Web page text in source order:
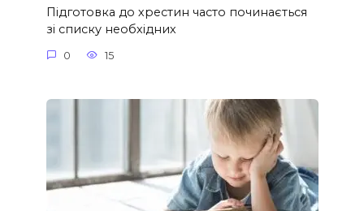
Підготовка до хрестин часто починається
зі списку необхідних
0 15